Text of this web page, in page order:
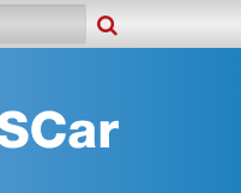
Search Site